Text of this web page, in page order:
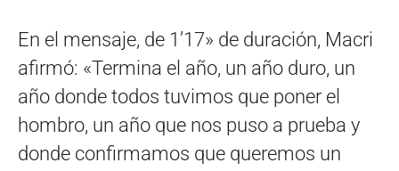
En el mensaje, de 1’17» de duración, Macri
afirmó: «Termina el año, un año duro, un
año donde todos tuvimos que poner el
hombro, un año que nos puso a prueba y
donde confirmamos que queremos un